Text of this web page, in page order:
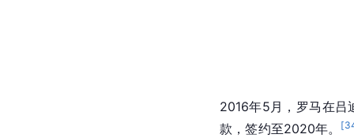
2016年5月，罗马在吕
款，签约至2020年。
[